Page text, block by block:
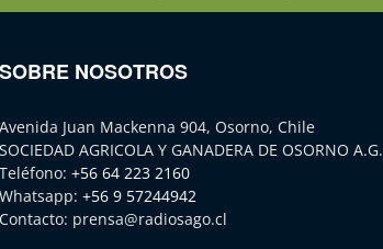
SOBRE NOSOTROS
Avenida Juan Mackenna 904, Osorno, Chile
SOCIEDAD AGRICOLA Y GANADERA DE OSORNO A.G.
Teléfono: +56 64 223 2160
Whatsapp: +56 9 57244942
Contacto: prensa@radiosago.cl